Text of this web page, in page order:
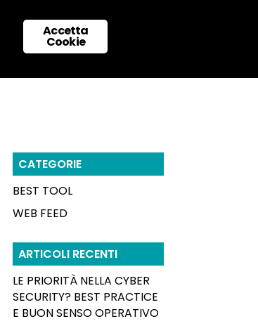
SUPPORTO & CONTATTI
CATEGORIE
BEST TOOL
WEB FEED
ARTICOLI RECENTI
LE PRIORITÀ NELLA CYBER
SECURITY? BEST PRACTICE
E BUON SENSO OPERATIVO
Accetta
Cookie